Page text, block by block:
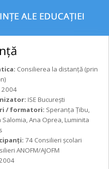
Consilierea la distanță (prin
2004
ISE București
/ formatori: Speranța Țibu,
Salomia, Ana Oprea, Luminita
74 Consilieri școlari
ANOFM/AJOFM